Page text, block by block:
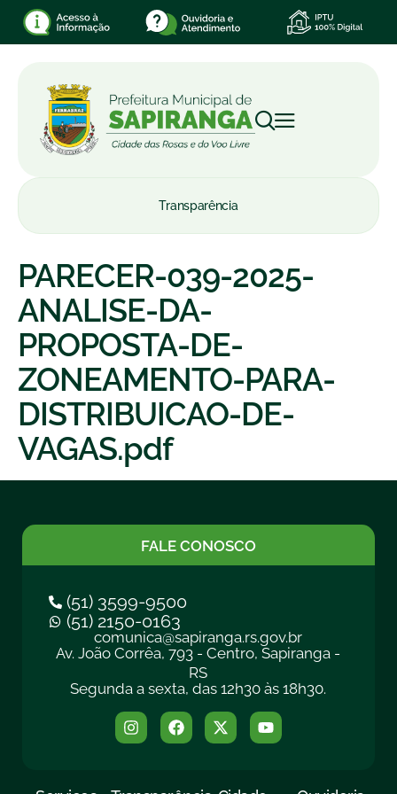
Transparência
PARECER-039-2025-
ANALISE-DA-
PROPOSTA-DE-
ZONEAMENTO-PARA-
DISTRIBUICAO-DE-
VAGAS.pdf
FALE CONOSCO
(51) 3599-9500
(51) 2150-0163
comunica@sapiranga.rs.gov.br
Av. João Corrêa, 793 - Centro, Sapiranga -
RS
Segunda a sexta, das 12h30 às 18h30.